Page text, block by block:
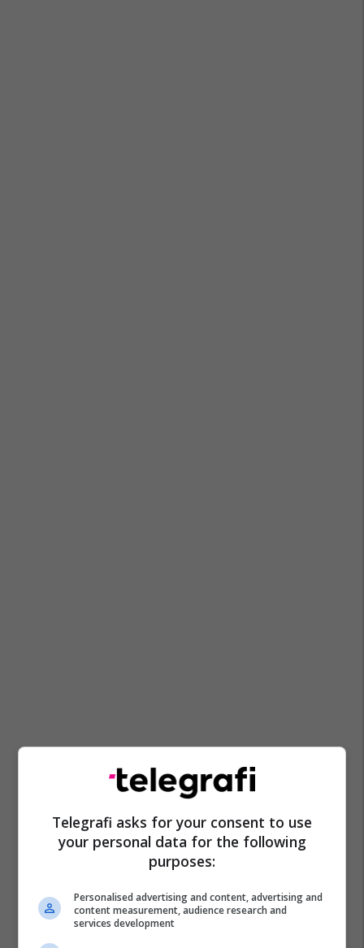
Divani Toyota Yaris
Telegrafi asks for your consent to use
your personal data for the following
purposes:
Personalised advertising and content, advertising and
content measurement, audience research and
services development